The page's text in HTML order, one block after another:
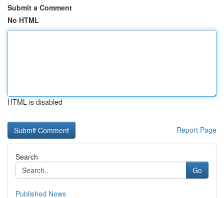
Submit a Comment
No HTML
HTML is disabled
Report Page
Search
Go
Published News